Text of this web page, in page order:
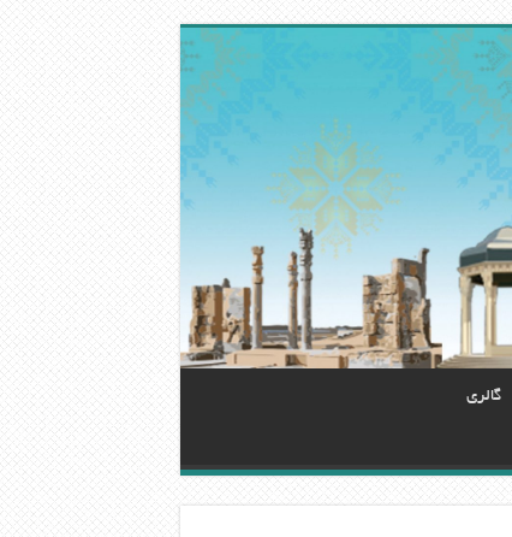
گالری